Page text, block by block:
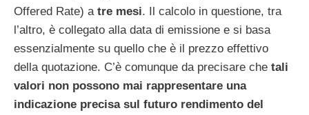
Offered Rate) a tre mesi. Il calcolo in questione, tra
l’altro, è collegato alla data di emissione e si basa
essenzialmente su quello che è il prezzo effettivo
della quotazione. C’è comunque da precisare che tali
valori non possono mai rappresentare una
indicazione precisa sul futuro rendimento del